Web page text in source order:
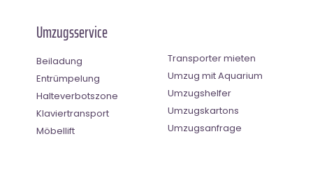
Umzugsservice
Beiladung
Entrümpelung
Halteverbotszone
Klaviertransport
Möbellift
Transporter mieten
Umzug mit Aquarium
Umzugshelfer
Umzugskartons
Umzugsanfrage